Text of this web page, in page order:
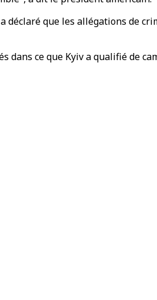
déclaré que les allégations de
dans ce que Kyiv a qualifié de